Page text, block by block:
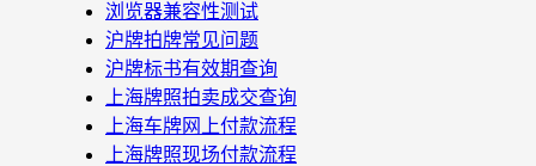
浏览器兼容性测试
沪牌拍牌常见问题
沪牌标书有效期查询
上海牌照拍卖成交查询
上海车牌网上付款流程
上海牌照现场付款流程